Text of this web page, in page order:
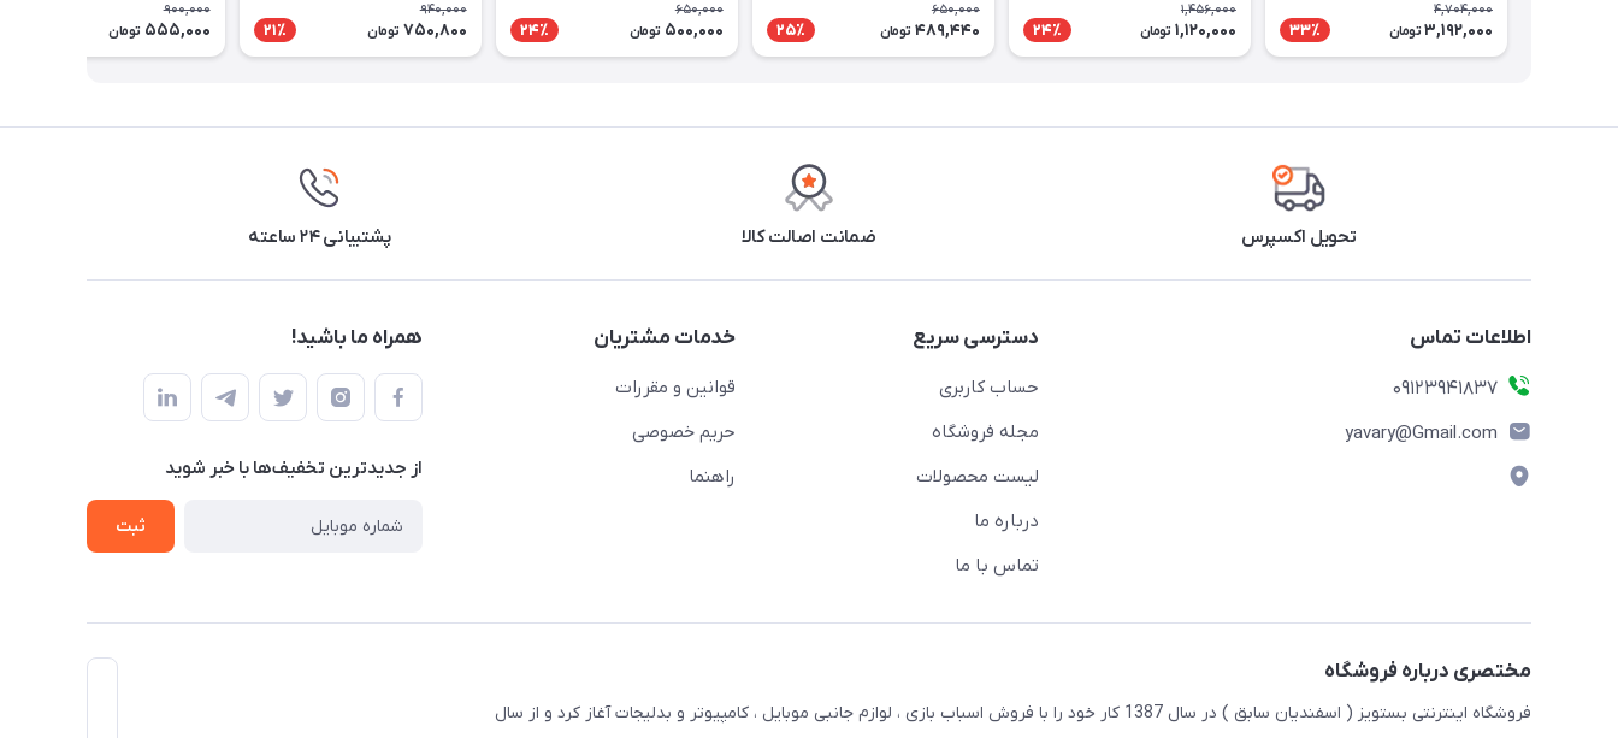
4,704,000
3,192,000 تومان 33٪
1,456,000
1,120,000 تومان 24٪
650,000
489,440 تومان 25٪
650,000
500,000 تومان 24٪
940,000
750,800 تومان 21٪
900,000
555,000 تومان
تحویل اکسپرس ضمانت اصالت کالا پشتیبانی ۲۴ ساعته
اطلاعات تماس
09123941837
yavary@Gmail.com
دسترسی سریع
حساب کاربری
مجله فروشگاه
لیست محصولات
درباره ما
تماس با ما
خدمات مشتریان
قوانین و مقررات
حریم خصوصی
راهنما
همراه ما باشید!
از جدید‌ترین تخفیف‌ها با‌ خبر شوید
ثبت
مختصری درباره فروشگاه
فروشگاه اینترنتی بستویز ( اسفندیان سابق ) در سال 1387 کار خود را با فروش اسباب بازی ، لوازم جانبی موبایل ، کامپیوتر و بدلیجات آغاز کرد و از سال